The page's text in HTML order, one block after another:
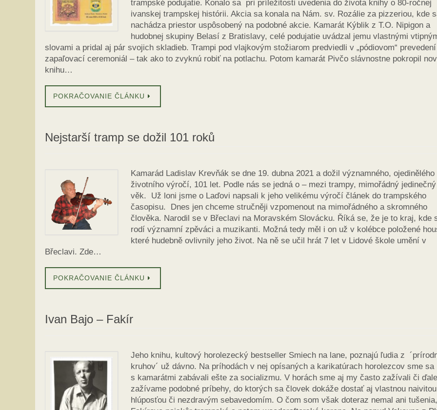
trampské podujatie. Konalo sa pri príležitosti uvedenia do života knihy o 80-ročnej
ivanskej trampskej histórii. Akcia sa konala na Nám. sv. Rozálie za pizzeriou, kde
nachádza priestor uspôsobený na podobné akcie. Kamarát Kýblik z T.O. Nipigon a
hudobnej skupiny Belasí z Bratislavy, celé podujatie uvádzal jemu vlastnými
slovami a pridal aj pár svojich skladieb. Trampi pod vlajkovým stožiarom predviedli v „pódiovom“ prevedení
zapaľovací ceremoniál – tak ako to zvyknú robiť na potlachu. Potom kamarát Pivčo slávnostne pokropil
knihu…
POKRAČOVANIE ČLÁNKU
Nejstarší tramp se dožil 101 roků
Kamarád Ladislav Krevňák se dne 19. dubna 2021 a dožil významného, ojedinělého
životního výročí, 101 let. Podle nás se jedná o – mezi trampy, mimořádný jedinečný
věk. Už loni jsme o Laďovi napsali k jeho velikému výročí článek do trampského
časopisu. Dnes jen chceme stručněji vzpomenout na mimořádného a skromného
člověka. Narodil se v Břeclavi na Moravském Slovácku. Říká se, že je to kraj, kde
rodí významní zpěváci a muzikanti. Možná tedy měl i on už v kolébce položené
které hudebně ovlivnily jeho život. Na ně se učil hrát 7 let v Lidové škole umění v
Břeclavi. Zde…
POKRAČOVANIE ČLÁNKU
Ivan Bajo – Fakír
Jeho knihu, kultový horolezecký bestseller Smiech na lane, poznajú ľudia z
kruhov´ už dávno. Na príhodách v nej opísaných a karikatúrach horolezcov sme sa
s kamarátmi zabávali ešte za socializmu. V horách sme aj my často zažívali či
zažívame podobné príbehy, do ktorých sa človek dokáže dostať aj vlastnou
hlúposťou či nezdravým sebavedomím. O čom som však doteraz nemal ani